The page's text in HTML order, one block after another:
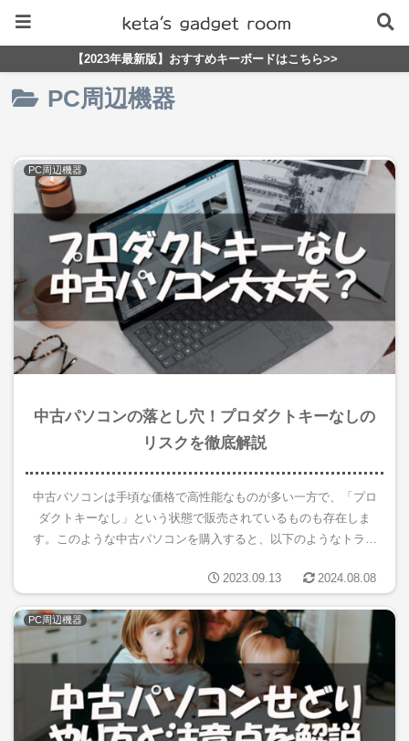
【2023年最新版】おすすめキーボードはこちら>>
PC周辺機器
PC周辺機器
中古パソコンの落とし穴！プロダクトキーなしの
リスクを徹底解説
中古パソコンは手頃な価格で高性能なものが多い一方で、「プロ
ダクトキーなし」という状態で販売されているものも存在しま
す。このような中古パソコンを購入すると、以下のようなトラブ
フト... 2023.09.13 2024.08.08
PC周辺機器